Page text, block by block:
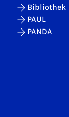
Bibliothek
PAUL
PANDA